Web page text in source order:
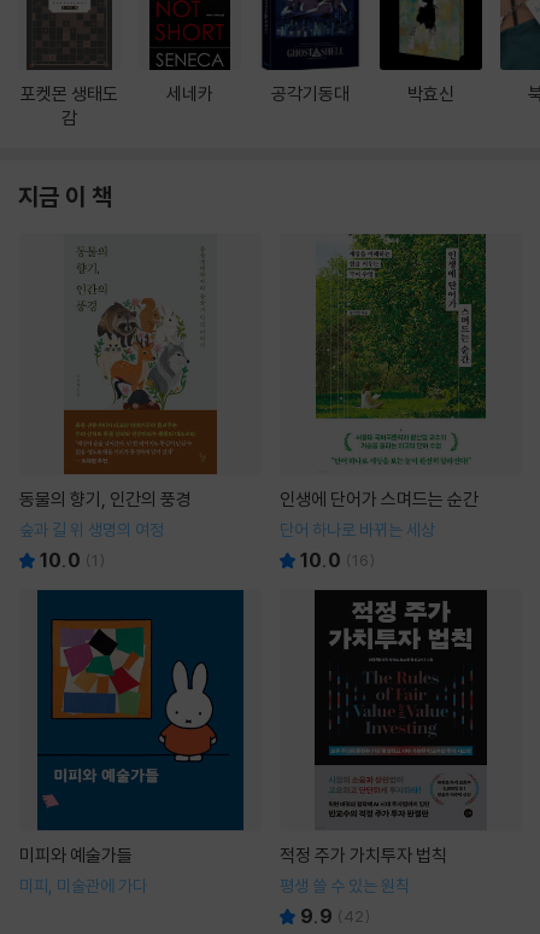
포켓몬 생태도
감
세네카 공각기동대 박효신
지금 이 책
동물의 향기, 인간의 풍경
숲과 길 위 생명의 여정
10.0 (1 )
인생에 단어가 스며드는 순간
단어 하나로 바뀌는 세상
10.0 (16)
미피와 예술가들
미피, 미술관에 가다
적정 주가 가치투자 법칙
평생 쓸 수 있는 원칙
9.9 (42)